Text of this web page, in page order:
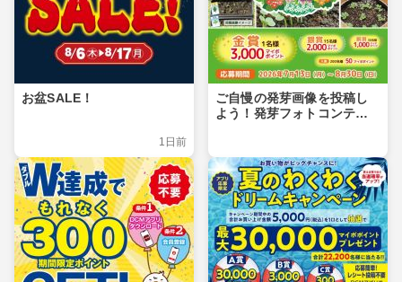
お盆SALE！
1日前
ご自慢の発芽画像を投稿し
よう！発芽フォトコンテス